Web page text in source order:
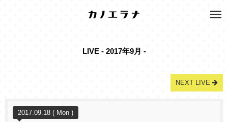
LIVE - 2017年9月 -
NEXT LIVE
2017.09.18 ( Mon )